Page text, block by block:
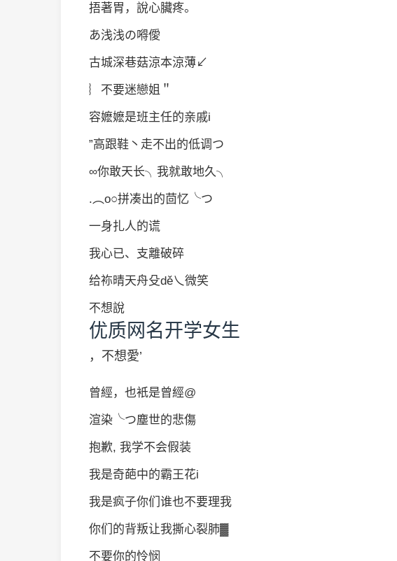
捂著胃，說心臟疼。
あ浅浅の嘚僾
古城深巷菇涼本涼薄↙
︴不要迷戀姐＂
容嬷嬷是班主任的亲戚i
”高跟鞋丶走不出的低调つ
∞你敢天长╮我就敢地久╮
.︵o○拼凑出的茴忆╰つ
一身扎人的谎
我心已、支離破碎
给袮晴天舟殳dě乀微笑
不想說
优质网名开学女生
，不想愛’
曾經，也衹是曾經@
渲染╰つ塵世的悲傷
抱歉, 我学不会假装
我是奇葩中的霸王花i
我是疯子你们谁也不要理我
你们的背叛让我撕心裂肺▓
不要你的怜悯